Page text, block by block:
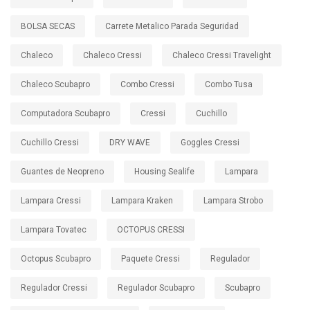
BOLSA SECAS Carrete Metalico Parada Seguridad
Chaleco Chaleco Cressi Chaleco Cressi Travelight
Chaleco Scubapro Combo Cressi Combo Tusa
Computadora Scubapro Cressi Cuchillo
Cuchillo Cressi DRY WAVE Goggles Cressi
Guantes de Neopreno Housing Sealife Lampara
Lampara Cressi Lampara Kraken Lampara Strobo
Lampara Tovatec OCTOPUS CRESSI
Octopus Scubapro Paquete Cressi Regulador
Regulador Cressi Regulador Scubapro Scubapro